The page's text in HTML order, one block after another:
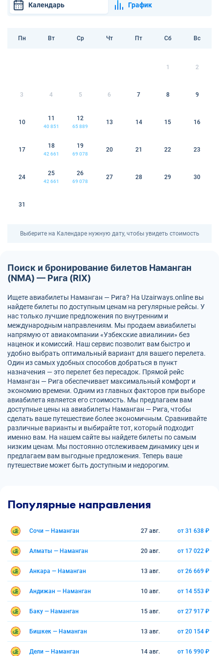
Календарь График
Пн Вт Ср Чт Пт Сб Вс
1 2
3 4 5 6 7 8 9
10
11
40 851
12
65 889
13 14 15 16
17
18
42 661
19
69 078
20 21 22 23
24
25
42 661
26
69 078
27 28 29 30
31
Выберите на Календаре нужную дату, чтобы увидеть стоимость
Поиск и бронирование билетов Наманган
(NMA) — Рига (RIX)
Ищете авиабилеты Наманган — Рига? На Uzairways.online вы
найдете билеты по доступным ценам на регулярные рейсы. У
нас только лучшие предложения по внутренним и
международным направлениям. Мы продаем авиабилеты
напрямую от авиакомпании «Узбекские авиалинии» без
наценок и комиссий. Наш сервис позволит вам быстро и
удобно выбрать оптимальный вариант для вашего перелета.
Один из самых удобных способов добраться в пункт
назначения — это перелет без пересадок. Прямой рейс
Наманган — Рига обеспечивает максимальный комфорт и
экономию времени. Одним из главных факторов при выборе
авиабилета является его стоимость. Мы предлагаем вам
доступные цены на авиабилеты Наманган — Рига, чтобы
сделать ваше путешествие более экономичным. Сравнивайте
различные варианты и выбирайте тот, который подходит
именно вам. На нашем сайте вы найдете билеты по самым
низким ценам. Мы постоянно отслеживаем динамику цен и
предлагаем вам выгодные предложения. Теперь ваше
путешествие может быть доступным и недорогим.
Популярные направления
Сочи — Наманган 27 авг. от 31 638 ₽
Алматы — Наманган 20 авг. от 17 022 ₽
Анкара — Наманган 13 авг. от 26 669 ₽
Андижан — Наманган 10 авг. от 14 553 ₽
Баку — Наманган 15 авг. от 27 917 ₽
Бишкек — Наманган 13 авг. от 20 154 ₽
Дели — Наманган 14 авг. от 16 990 ₽